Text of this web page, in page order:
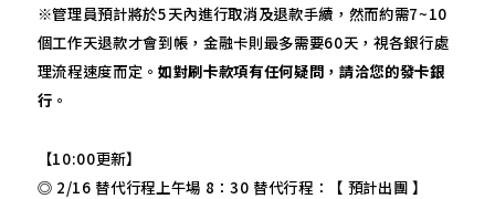
※管理員預計將於5天內進行取消及退款手續，然而約需7~10
個工作天退款才會到帳，金融卡則最多需要60天，視各銀行處
理流程速度而定。 如對刷卡款項有任何疑問，請洽您的發卡銀
行 。
【10:00更新】
◎ 2/16 替代行程上午場 8：30 替代行程：【 預計出團 】